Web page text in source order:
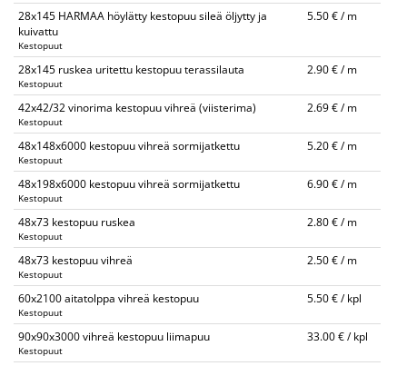
28x145 HARMAA höylätty kestopuu sileä öljytty ja
kuivattu
Kestopuut
5.50 € / m
28x145 ruskea uritettu kestopuu terassilauta
Kestopuut
2.90 € / m
42x42/32 vinorima kestopuu vihreä (viisterima)
Kestopuut
2.69 € / m
48x148x6000 kestopuu vihreä sormijatkettu
Kestopuut
5.20 € / m
48x198x6000 kestopuu vihreä sormijatkettu
Kestopuut
6.90 € / m
48x73 kestopuu ruskea
Kestopuut
2.80 € / m
48x73 kestopuu vihreä
Kestopuut
2.50 € / m
60x2100 aitatolppa vihreä kestopuu
Kestopuut
5.50 € / kpl
90x90x3000 vihreä kestopuu liimapuu
Kestopuut
33.00 € / kpl